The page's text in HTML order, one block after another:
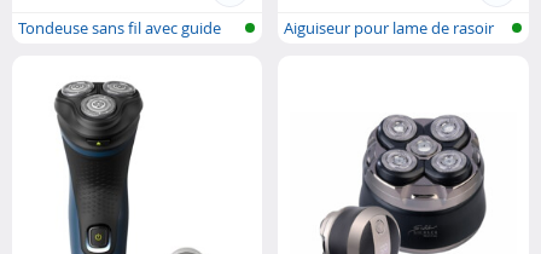
Tondeuse sans fil avec guide
Aiguiseur pour lame de rasoir